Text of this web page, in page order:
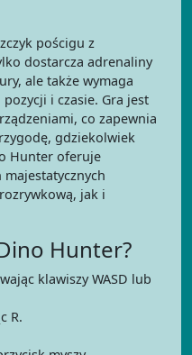
pościgu z
dostarcza adrenaliny
ale także wymaga
i czasie. Gra jest
co zapewnia
gdziekolwiek
Hunter oferuje
jak i
Hunter?
klawiszy WASD lub
R.